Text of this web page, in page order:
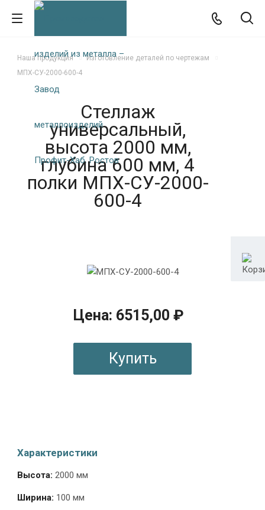
Наша продукция
Изготовление деталей по чертежам
МПХ-СУ-2000-600-4
Стеллаж
универсальный,
высота 2000 мм,
глубина 600 мм, 4
полки МПХ-СУ-2000-
600-4
Цена: 6515,00 ₽
Купить
Характеристики
Высота: 2000 мм
Ширина: 100 мм